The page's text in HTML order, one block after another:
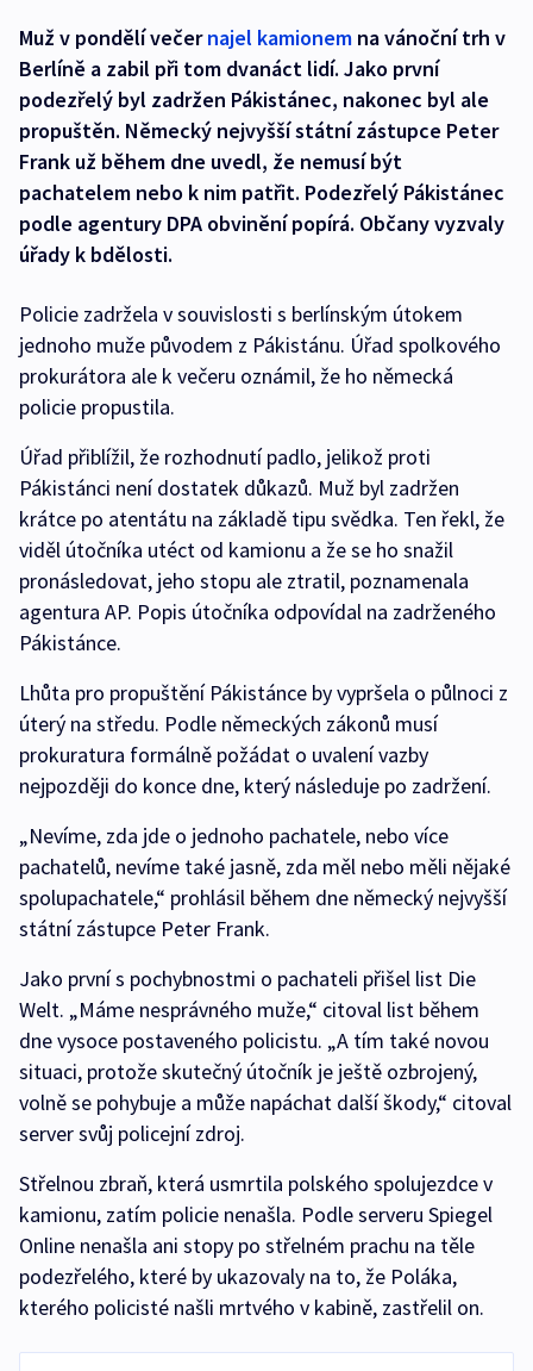
Muž v pondělí večernajel kamionem na vánoční trh v
Berlíně a zabil při tom dvanáct lidí. Jako první
podezřelý byl zadržen Pákistánec, nakonec byl ale
propuštěn. Německý nejvyšší státní zástupce Peter
Frank už během dne uvedl, že nemusí být
pachatelem nebo k nim patřit. Podezřelý Pákistánec
podle agentury DPA obvinění popírá. Občany vyzvaly
úřady k bdělosti.
Policie zadržela v souvislosti s berlínským útokem
jednoho muže původem z Pákistánu. Úřad spolkového
prokurátora ale k večeru oznámil, že ho německá
policie propustila.
Úřad přiblížil, že rozhodnutí padlo, jelikož proti
Pákistánci není dostatek důkazů. Muž byl zadržen
krátce po atentátu na základě tipu svědka. Ten řekl, že
viděl útočníka utéct od kamionu a že se ho snažil
pronásledovat, jeho stopu ale ztratil, poznamenala
agentura AP. Popis útočníka odpovídal na zadrženého
Pákistánce.
Lhůta pro propuštění Pákistánce by vypršela o půlnoci z
úterý na středu. Podle německých zákonů musí
prokuratura formálně požádat o uvalení vazby
nejpozději do konce dne, který následuje po zadržení.
„Nevíme, zda jde o jednoho pachatele, nebo více
pachatelů, nevíme také jasně, zda měl nebo měli nějaké
spolupachatele,“ prohlásil během dne německý nejvyšší
státní zástupce Peter Frank.
Jako první s pochybnostmi o pachateli přišel list Die
Welt. „Máme nesprávného muže,“ citoval list během
dne vysoce postaveného policistu. „A tím také novou
situaci, protože skutečný útočník je ještě ozbrojený,
volně se pohybuje a může napáchat další škody,“ citoval
server svůj policejní zdroj.
Střelnou zbraň, která usmrtila polského spolujezdce v
kamionu, zatím policie nenašla. Podle serveru Spiegel
Online nenašla ani stopy po střelném prachu na těle
podezřelého, které by ukazovaly na to, že Poláka,
kterého policisté našli mrtvého v kabině, zastřelil on.